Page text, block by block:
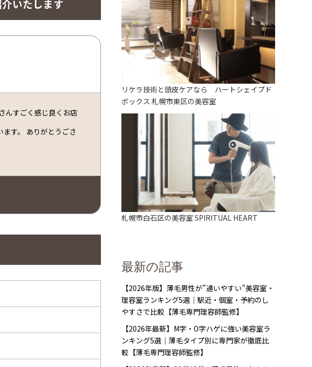
いたします
んすごく感じ良くお店
す。 ありがとうごさ
リケラ技術と頭皮ケアなら ハートシェイプド
ボックス 札幌市東区の美容室
札幌市白石区の美容室 SPIRITUAL HEART
最新の記事
【2026年版】薄毛男性が”通いやすい”美容室・
理容室ランキング5選｜駅近・個室・予約のし
やすさで比較【薄毛専門理容師監修】
【2026年最新】M字・O字ハゲに強い美容室ラ
ンキング5選｜薄毛タイプ別に専門家が徹底比
較【薄毛専門理容師監修】